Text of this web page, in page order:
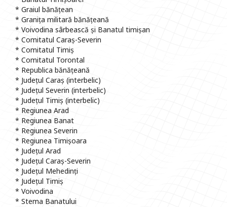
* Graiul bănățean
* Granița militară bănățeană
* Voivodina sârbească și Banatul timișan
* Comitatul Caraș-Severin
* Comitatul Timiș
* Comitatul Torontal
* Republica bănățeană
* Județul Caraș (interbelic)
* Județul Severin (interbelic)
* Județul Timiș (interbelic)
* Regiunea Arad
* Regiunea Banat
* Regiunea Severin
* Regiunea Timișoara
* Județul Arad
* Județul Caraș-Severin
* Județul Mehedinți
* Județul Timiș
* Voivodina
* Stema Banatului